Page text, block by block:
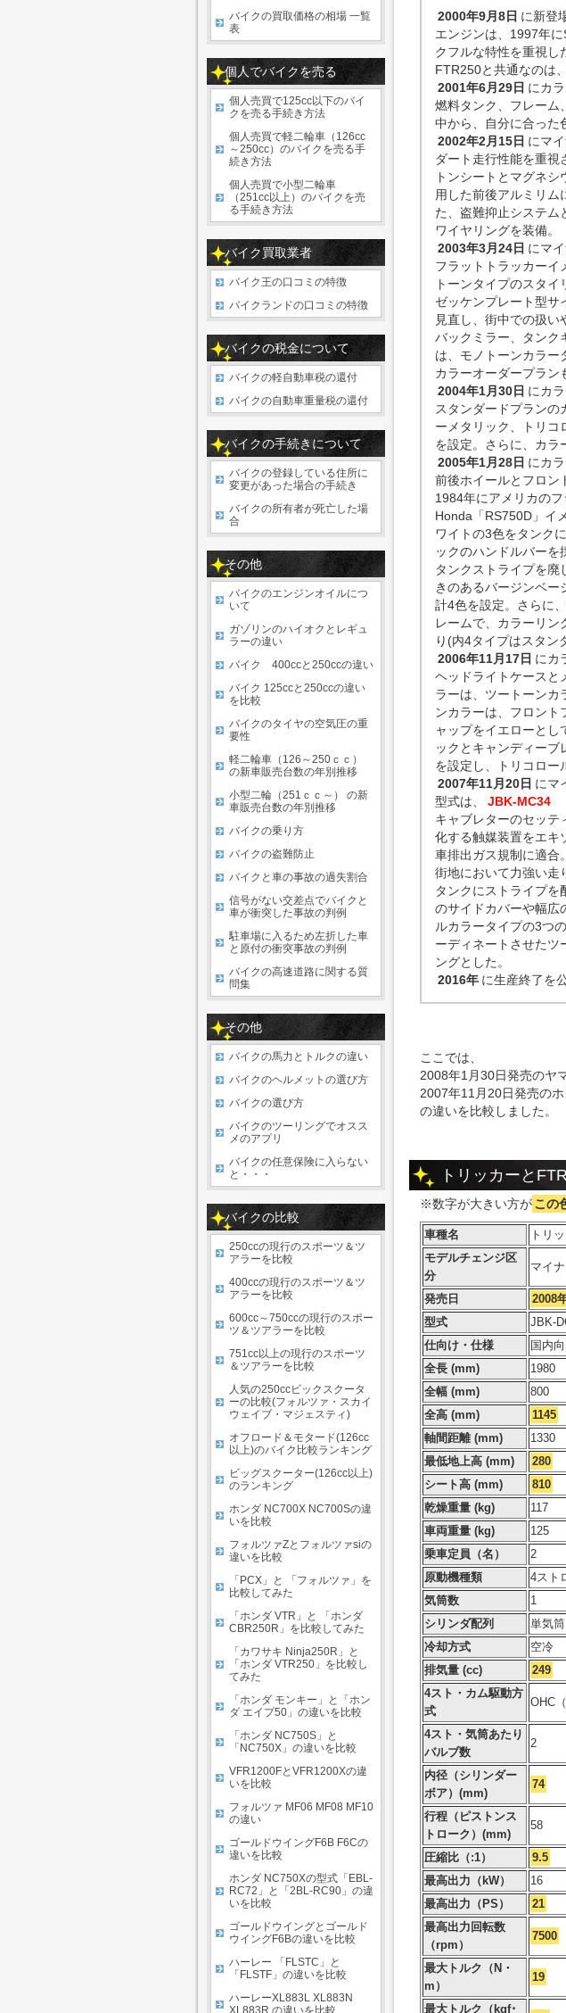
2000年9月8日 に新登
エンジンは、1997年
クフルな特性を重視し
FTR250と共通なのは
2001年6月29日 にカ
燃料タンク、フレーム
中から、自分に合った
2002年2月15日 にマ
ダート走行性能を重
トンシートとマグネ
用した前後アルミリム
た、盗難抑止システム
ワイヤリングを装備。
2003年3月24日 にマ
フラットトラッカーイ
トーンタイプのスタ
ゼッケンプレート型サ
見直し、街中での扱い
バックミラー、タンク
は、モノトーンカラー
カラーオーダープラン
2004年1月30日 にカラ
スタンダードプラン
ーメタリック、トリコ
を設定。さらに、カラ
2005年1月28日 にカ
前後ホイールとフロン
1984年にアメリカの
Honda「RS750D」イ
ワイトの3色をタンク
ックのハンドルバーを
タンクストライプを
きのあるバージンベー
計4色を設定。さらに
レームで、カラーリン
り(内4タイプはスタン
2006年11月17日 にカ
ヘッドライトケースと
ラーは、ツートーンカ
ンカラーは、フロント
ャップをイエローとし
ックとキャンディー
を設定し、トリコロー
2007年11月20日 にマ
型式は、
JBK-MC34
キャブレターのセッテ
化する触媒装置をエキ
車排出ガス規制に適合
街地において力強い走
タンクにストライプを
のサイドカバーや幅広
ルカラータイプの3つ
ーディネートさせたツ
ングとした。
2016年 に生産終了を公
ここでは、
2008年1月30日発売のヤ
2007年11月20日発売の
の違いを比較しました。
トリッカーと
※数字が大きい方がこの
車種名 トリ
モデルチェンジ区
分
マイ
発売日 2008
型式
JBK-
仕向け・仕様
国内
全長 (mm)
1980
全幅 (mm)
800
全高 (mm)
1145
軸間距離 (mm)
1330
最低地上高 (mm)
280
シート高 (mm)
810
乾燥重量 (kg)
117
車両重量 (kg)
125
乗車定員（名）
2
原動機種類
4スト
気筒数
1
シリンダ配列
単気筒
冷却方式
空冷
排気量 (cc)
249
4スト・カム駆動方
式
OHC
4スト・気筒あたり
バルブ数
2
内径（シリンダー
ボア）(mm)
74
行程（ピストンス
トローク）(mm)
58
圧縮比（:1） 9.5
最高出力（kW）
16
最高出力（PS）
21
最高出力回転数
（rpm）
7500
最大トルク（N・
m）
19
最大トルク（kgf･
バイクの買取価格の相場 一覧
表
個人でバイクを売る
個人売買で125cc以下のバイ
クを売る手続き方法
個人売買で軽二輪車（126cc
～250cc）のバイクを売る手
続き方法
個人売買で小型二輪車
（251cc以上）のバイクを売
る手続き方法
バイク買取業者
バイク王の口コミの特徴
バイクランドの口コミの特徴
バイクの税金について
バイクの軽自動車税の還付
バイクの自動車重量税の還付
バイクの手続きについて
バイクの登録している住所に
変更があった場合の手続き
バイクの所有者が死亡した場
合
その他
バイクのエンジンオイルにつ
いて
ガゾリンのハイオクとレギュ
ラーの違い
バイク 400ccと250ccの違い
バイク 125ccと250ccの違い
を比較
バイクのタイヤの空気圧の重
要性
軽二輪車（126～250ｃｃ）
の新車販売台数の年別推移
小型二輪（251ｃｃ～） の新
車販売台数の年別推移
バイクの乗り方
バイクの盗難防止
バイクと車の事故の過失割合
信号がない交差点でバイクと
車が衝突した事故の判例
駐車場に入るため左折した車
と原付の衝突事故の判例
バイクの高速道路に関する質
問集
その他
バイクの馬力とトルクの違い
バイクのヘルメットの選び方
バイクの選び方
バイクのツーリングでオスス
メのアプリ
バイクの任意保険に入らない
と・・・
バイクの比較
250ccの現行のスポーツ＆ツ
アラーを比較
400ccの現行のスポーツ＆ツ
アラーを比較
600cc～750ccの現行のスポー
ツ＆ツアラーを比較
751cc以上の現行のスポーツ
＆ツアラーを比較
人気の250ccビックスクータ
ーの比較(フォルツァ・スカイ
ウェイブ・マジェスティ)
オフロード＆モタード(126cc
以上)のバイク比較ランキング
ビッグスクーター(126cc以上)
のランキング
ホンダ NC700X NC700Sの違
いを比較
フォルツァZとフォルツァsiの
違いを比較
「PCX」と 「フォルツァ」を
比較してみた
「ホンダ VTR」と 「ホンダ
CBR250R」を比較してみた
「カワサキ Ninja250R」と
「ホンダ VTR250」を比較し
てみた
「ホンダ モンキー」と「ホン
ダ エイプ50」の違いを比較
「ホンダ NC750S」と
「NC750X」の違いを比較
VFR1200FとVFR1200Xの違
いを比較
フォルツァ MF06 MF08 MF10
の違い
ゴールドウイングF6B F6Cの
違いを比較
ホンダ NC750Xの型式「EBL-
RC72」と「2BL-RC90」の違
いを比較
ゴールドウイングとゴールド
ウイングF6Bの違いを比較
ハーレー 「FLSTC」と
「FLSTF」の違いを比較
ハーレーXL883L XL883N
XL883R の違いを比較